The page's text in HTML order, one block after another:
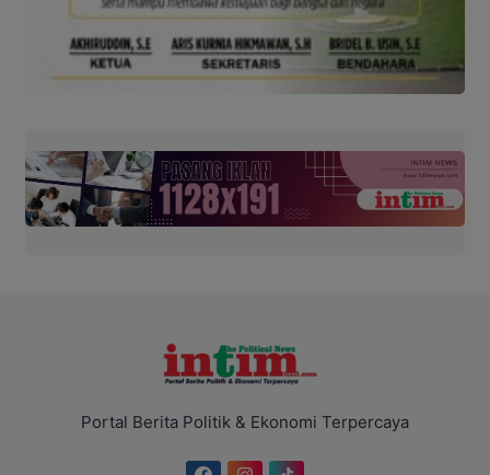
Portal Berita Politik & Ekonomi Terpercaya